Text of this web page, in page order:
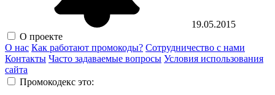
19.05.2015
О проекте
О нас Как работают промокоды? Сотрудничество с нами
Контакты Часто задаваемые вопросы Условия использования
сайта
Промокодекс это: